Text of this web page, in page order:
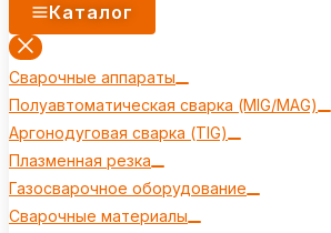
Каталог
Сварочные аппараты
Полуавтоматическая сварка (MIG/MAG)
Аргонодуговая сварка (TIG)
Плазменная резка
Газосварочное оборудование
Сварочные материалы